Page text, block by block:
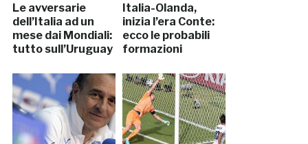
Le avversarie
dell’Italia ad un
mese dai Mondiali:
tutto sull’Uruguay
Italia-Olanda,
inizia l’era Conte:
ecco le probabili
formazioni